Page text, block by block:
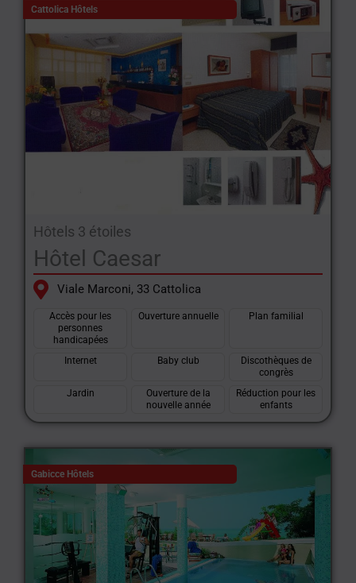
Cattolica Hôtels
Hôtels 3 étoiles
Hôtel Caesar
Viale Marconi, 33 Cattolica
Accès pour les
personnes
handicapées
Ouverture annuelle Plan familial
Internet Baby club
Discothèques de
congrès
Jardin
Ouverture de la
nouvelle année
Réduction pour les
enfants
Gabicce Hôtels